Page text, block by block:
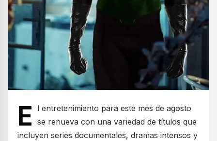
E
l entretenimiento para este mes de agosto
se renueva con una variedad de títulos que
incluyen series documentales, dramas intensos y